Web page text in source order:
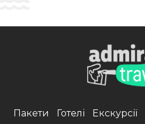
Пакети Готелі Екскурсії